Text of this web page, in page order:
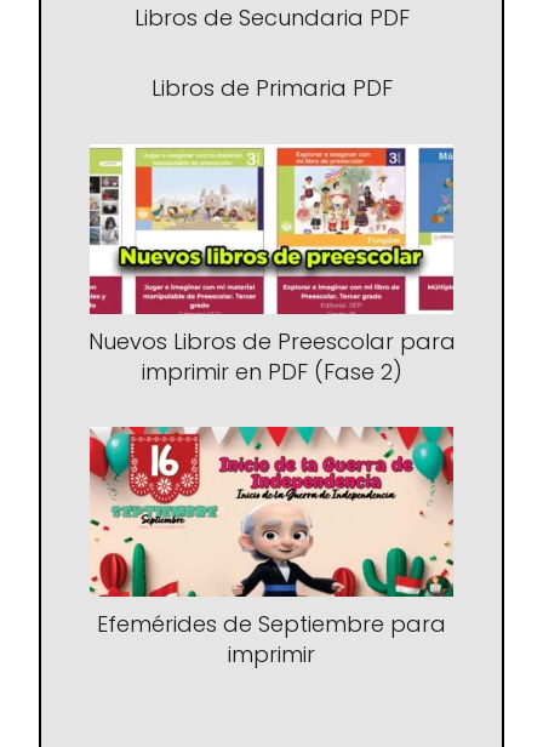
Libros de Secundaria PDF
Libros de Primaria PDF
Nuevos Libros de Preescolar para
imprimir en PDF (Fase 2)
Efemérides de Septiembre para
imprimir